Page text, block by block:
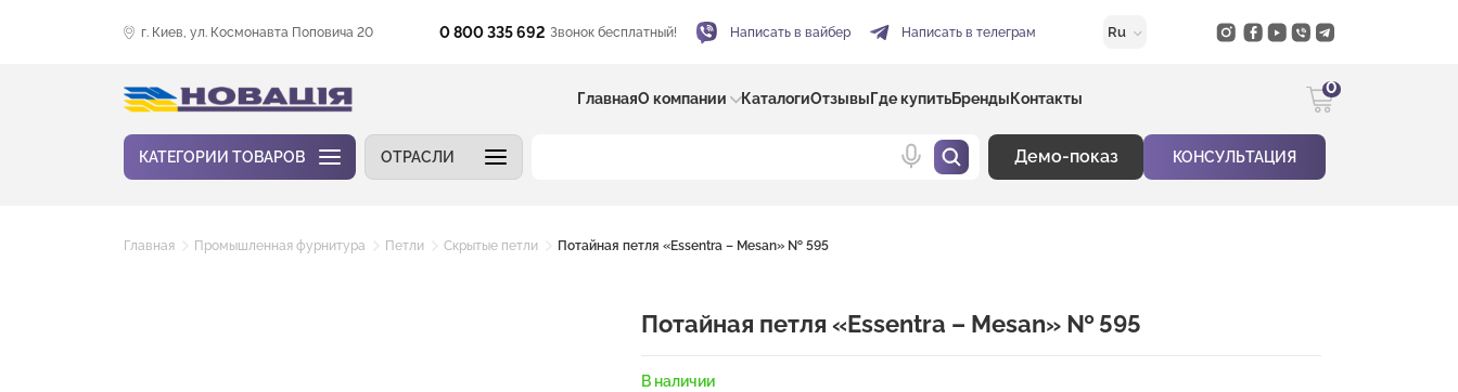
г. Киев, ул. Космонавта Поповича 20 0 800 335 692 Звонок бесплатный! Написать в вайбер Написать в телеграм Ru
ГлавнаяО компании КаталогиОтзывы Где купитьБренды Контакты
0
КАТЕГОРИИ ТОВАРОВ ОТРАСЛИ Демо-показ КОНСУЛЬТАЦИЯ
Главная Промышленная фурнитура Петли Скрытые петли Потайная петля «Essentra – Mesan» № 595
Потайная петля «Essentra – Mesan» № 595
В наличии